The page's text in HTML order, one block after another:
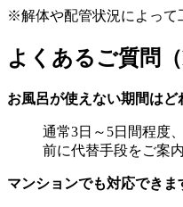
※解体や配管状況によって
よくあるご質問（
お風呂が使えない期間はど
通常3日～5日間程度
前に代替手段をご案
マンションでも対応できま